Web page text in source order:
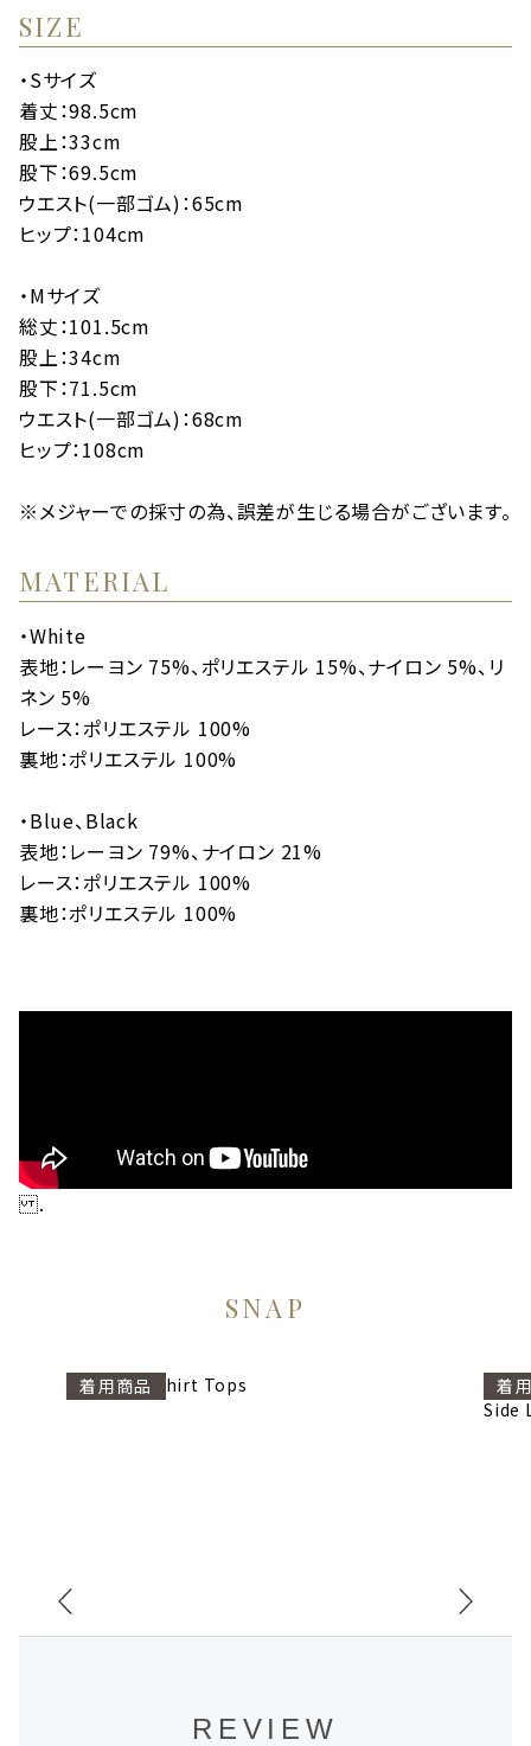
SIZE
・Sサイズ
着丈：98.5cm
股上：33cm
股下：69.5cm
ウエスト(一部ゴム)：65cm
ヒップ：104cm
・Mサイズ
総丈：101.5cm
股上：34cm
股下：71.5cm
ウエスト(一部ゴム)：68cm
ヒップ：108cm
※メジャーでの採寸の為、誤差が生じる場合がございます。
MATERIAL
・White
表地：レーヨン 75%、ポリエステル 15%、ナイロン 5%、リ
ネン 5%
レース：ポリエステル 100%
裏地：ポリエステル 100%
・Blue、Black
表地：レーヨン 79%、ナイロン 21%
レース：ポリエステル 100%
裏地：ポリエステル 100%
.
SNAP
着用商品
2way Frill Shirt Tops 着
Side
REVIEW